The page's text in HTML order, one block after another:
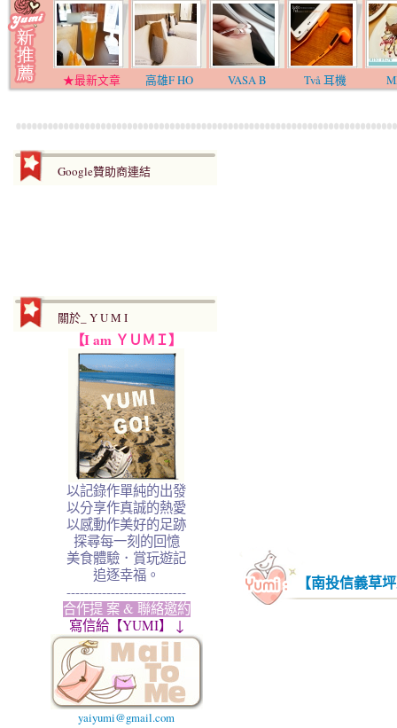
★最新文章 高雄F HO VASA B Två 耳機
Google贊助商連結
關於_ Y U M I
【I am ＹＵＭＩ】
以記錄作單純的出發
以分享作真誠的熱愛
以感動作美好的足跡
探尋每一刻的回憶
美食體驗．賞玩遊記
追逐幸福。
---------------------------
合作提 案 & 聯絡邀約
寫信給【YUMI】 ↓
yaiyumi@gmail.com
【南投信義草